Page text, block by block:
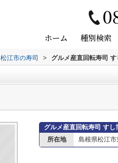
ホーム 種別検索
松江市の寿司 > グルメ産直回転寿司
グルメ産直回転寿司 すし
所在地
島根県松江